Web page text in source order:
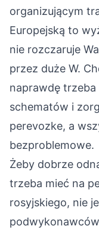
organizującym
Europejską to
nie rozczaruje
przez duże W.
naprawdę
schematów i
perevozke, a
bezproblemowe.
Żeby dobrze
trzeba mieć na
rosyjskiego, nie